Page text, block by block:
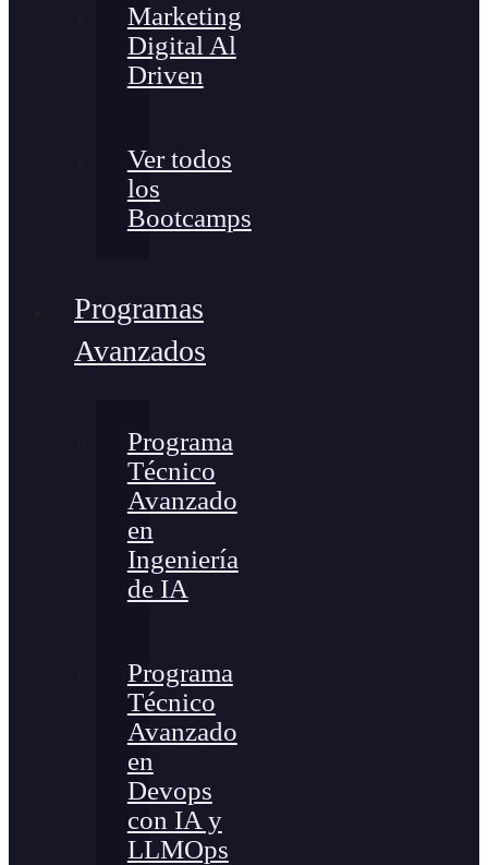
Marketing
Digital Al
Driven
Ver todos
los
Bootcamps
Programas
Avanzados
Programa
Técnico
Avanzado
en
Ingeniería
de IA
Programa
Técnico
Avanzado
en
Devops
con IA y
LLMOps